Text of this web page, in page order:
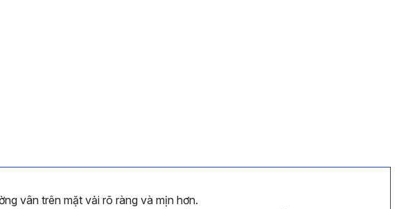
vân trên mặt vải rõ ràng và mịn hơn.